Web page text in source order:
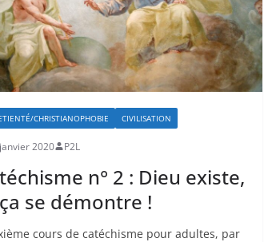
CHRISTIANOPHOBIE CIVILISATION
2020 P2L
n° 2 : Dieu existe,
se démontre !
cours de catéchisme pour adultes, par